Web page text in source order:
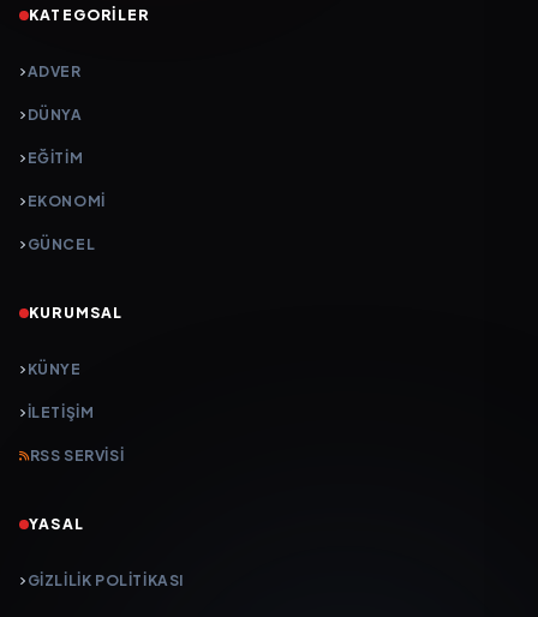
KATEGORILER
ADVER
DÜNYA
EĞİTİM
EKONOMİ
GÜNCEL
KURUMSAL
KÜNYE
İLETIŞIM
RSS SERVISI
YASAL
GIZLILIK POLITIKASI